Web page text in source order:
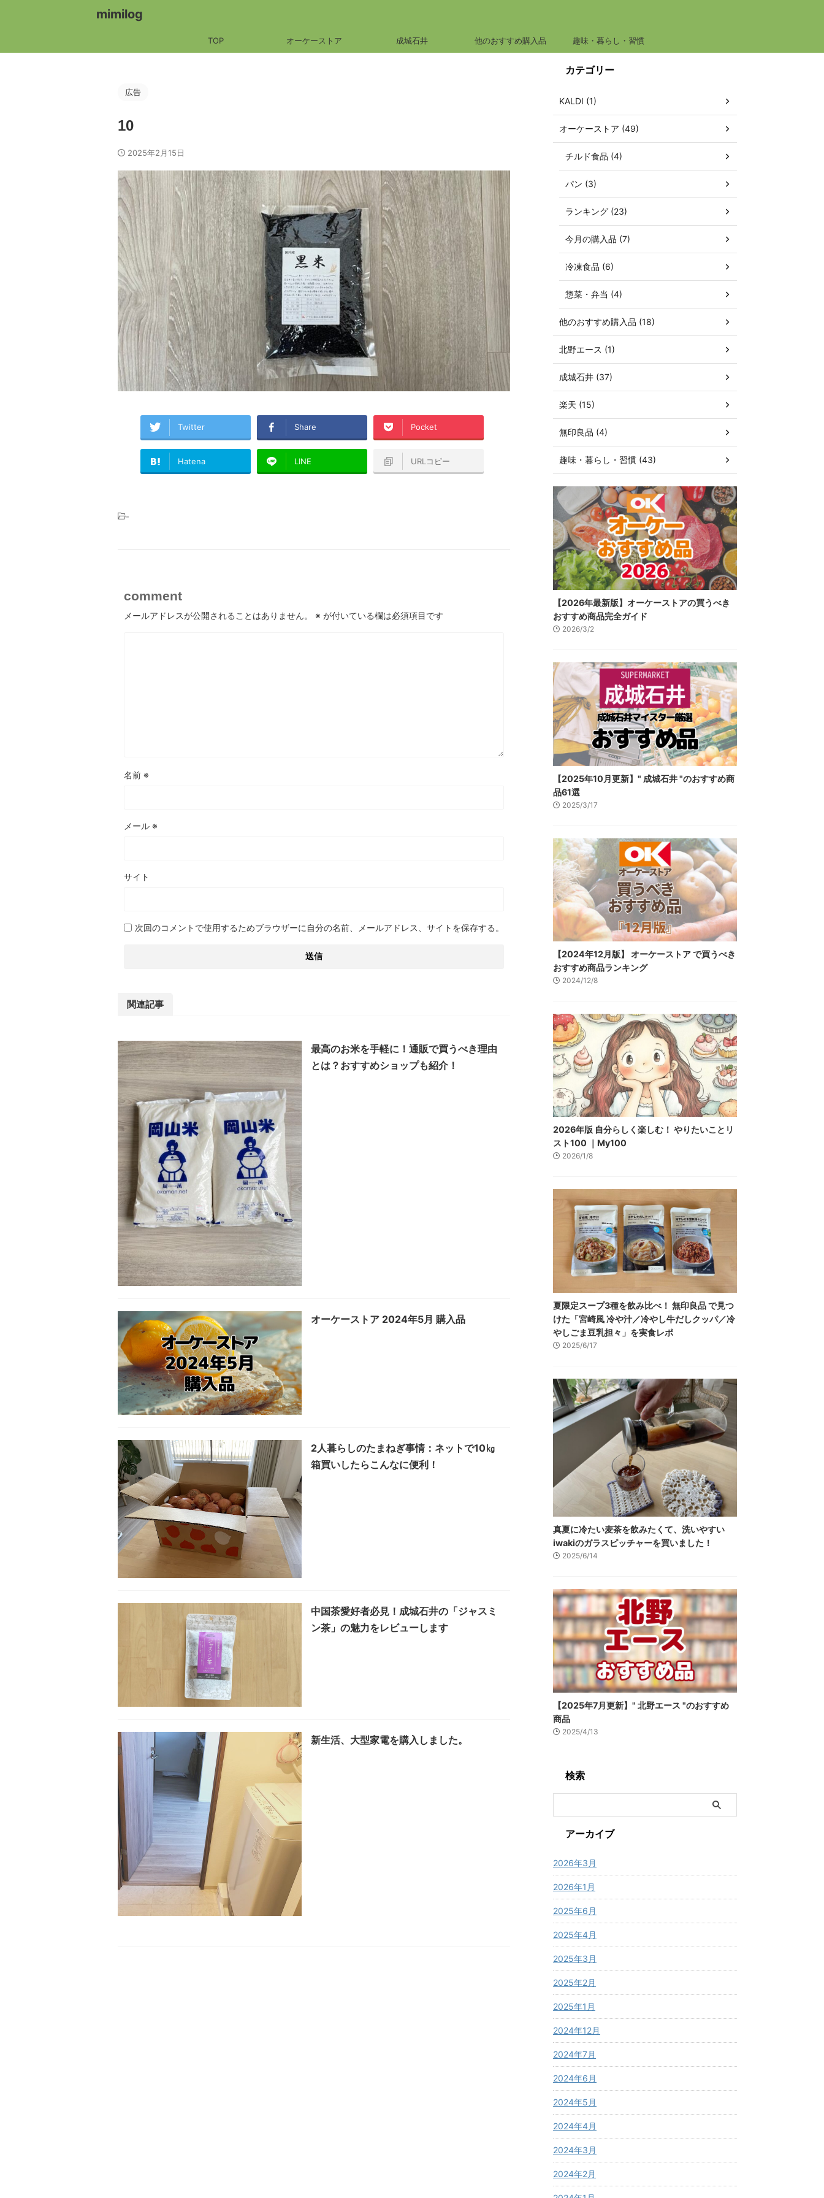
mimilog
TOP オーケーストア 成城石井 他のおすすめ購入品 趣味・暮らし・習慣
広告
10
2025年2月15日
Twitter Share Pocket
Hatena LINE URLコピー
-
comment
メールアドレスが公開されることはありません。 ※ が付いている欄は必須項目です
名前 ※
メール ※
サイト
次回のコメントで使用するためブラウザーに自分の名前、メールアドレス、サイトを保存する。
関連記事
最高のお米を手軽に！通販で買うべき理由
とは？おすすめショップも紹介！
オーケーストア 2024年5月 購入品
2人暮らしのたまねぎ事情：ネットで10㎏
箱買いしたらこんなに便利！
中国茶愛好者必見！成城石井の「ジャスミ
ン茶」の魅力をレビューします
新生活、大型家電を購入しました。
カテゴリー
KALDI (1)
オーケーストア (49)
チルド食品 (4)
パン (3)
ランキング (23)
今月の購入品 (7)
冷凍食品 (6)
惣菜・弁当 (4)
他のおすすめ購入品 (18)
北野エース (1)
成城石井 (37)
楽天 (15)
無印良品 (4)
趣味・暮らし・習慣 (43)
【2026年最新版】オーケーストアの買うべき
おすすめ商品完全ガイド
2026/3/2
【2025年10月更新】" 成城石井 "のおすすめ商
品61選
2025/3/17
【2024年12月版】 オーケーストア で買うべき
おすすめ商品ランキング
2024/12/8
2026年版 自分らしく楽しむ！ やりたいことリ
スト100 ｜My100
2026/1/8
夏限定スープ3種を飲み比べ！ 無印良品 で見つ
けた「宮崎風 冷や汁／冷やし牛だしクッパ／冷
やしごま豆乳担々」を実食レポ
2025/6/17
真夏に冷たい麦茶を飲みたくて、洗いやすい
iwakiのガラスピッチャーを買いました！
2025/6/14
【2025年7月更新】" 北野エース "のおすすめ
商品
2025/4/13
検索
アーカイブ
2026年3月
2026年1月
2025年6月
2025年4月
2025年3月
2025年2月
2025年1月
2024年12月
2024年7月
2024年6月
2024年5月
2024年4月
2024年3月
2024年2月